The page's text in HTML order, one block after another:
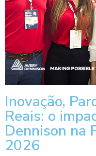
Inovação,
Reais: o
Dennison na
2026